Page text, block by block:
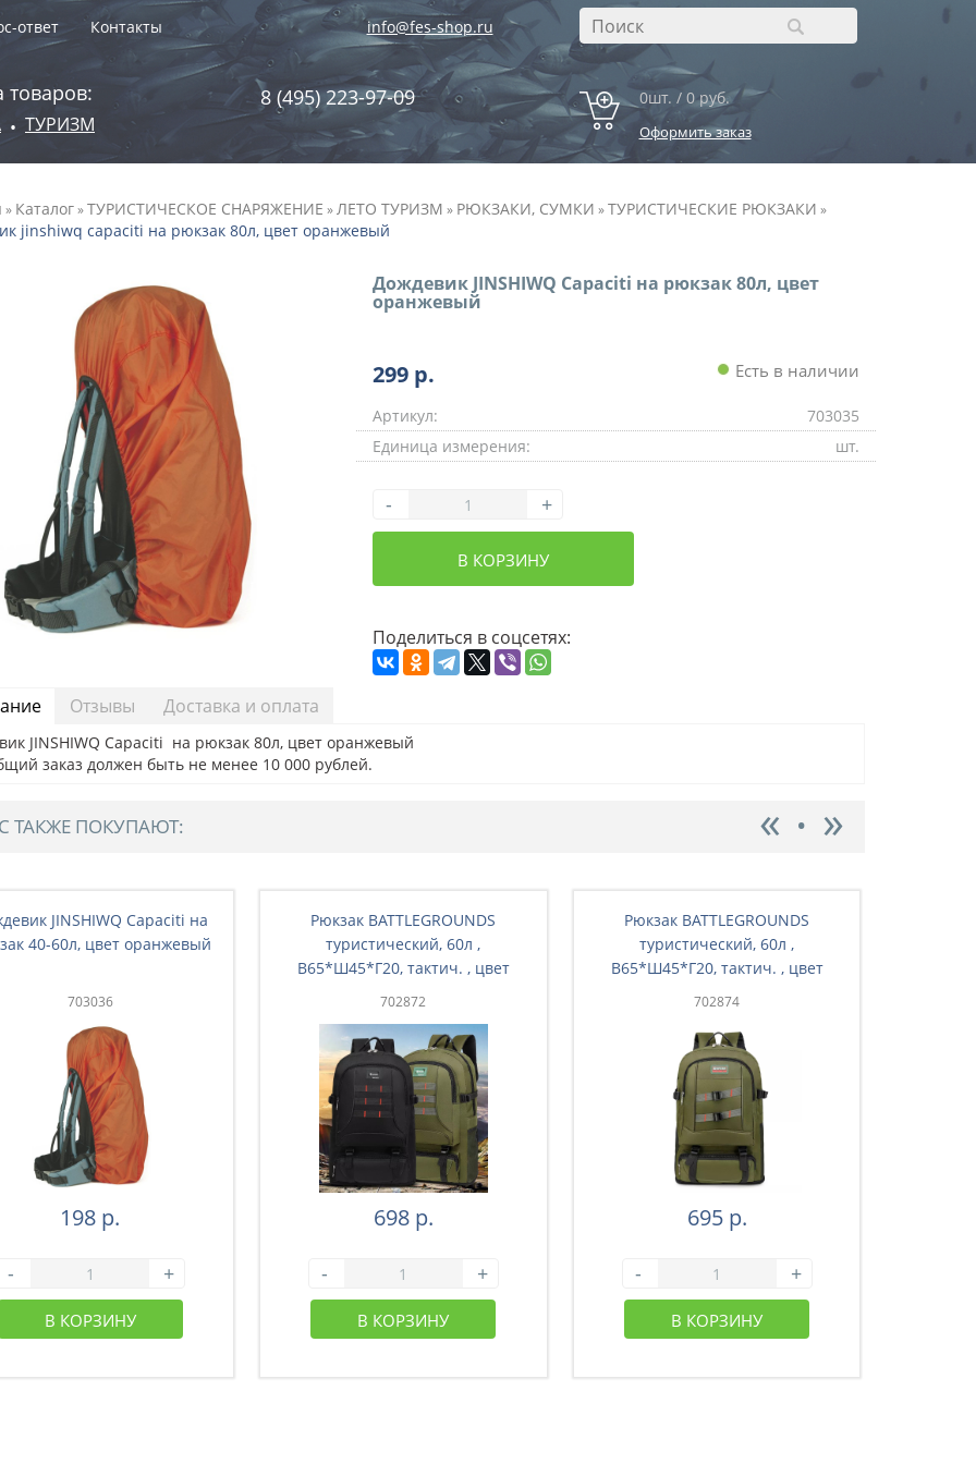
ответ Контакты info@fes-shop.ru
товаров:
• ТУРИЗМ
8 (495) 223-97-09 0шт. / 0 руб.
Оформить заказ
» Каталог»ТУРИСТИЧЕСКОЕ СНАРЯЖЕНИЕ »ЛЕТО ТУРИЗМ » РЮКЗАКИ, СУМКИ »ТУРИСТИЧЕСКИЕ РЮКЗАКИ »
jinshiwq capaciti на рюкзак 80л, цвет оранжевый
Дождевик JINSHIWQ Capaciti на рюкзак 80л, цвет
оранжевый
299 р. Есть в наличии
Артикул:
703035
Единица измерения:
шт.
- +
В КОРЗИНУ
Поделиться в соцсетях:
Отзывы Доставка и оплата
JINSHIWQ Capaciti на рюкзак 80л, цвет оранжевый
заказ должен быть не менее 10 000 рублей.
ТАКЖЕ ПОКУПАЮТ:
JINSHIWQ Capaciti на
40-60л, цвет оранжевый
703036
198 р.
- +
В КОРЗИНУ
Рюкзак BATTLEGRОUNDS
туристический, 60л ,
В65*Ш45*Г20, тактич. , цвет
зеленый (43-003)
702872
698 р.
- +
В КОРЗИНУ
Рюкзак BATTLEGRОUNDS
туристический, 60л ,
В65*Ш45*Г20, тактич. , цвет
зеленый (43-004)
702874
695 р.
- +
В КОРЗИНУ